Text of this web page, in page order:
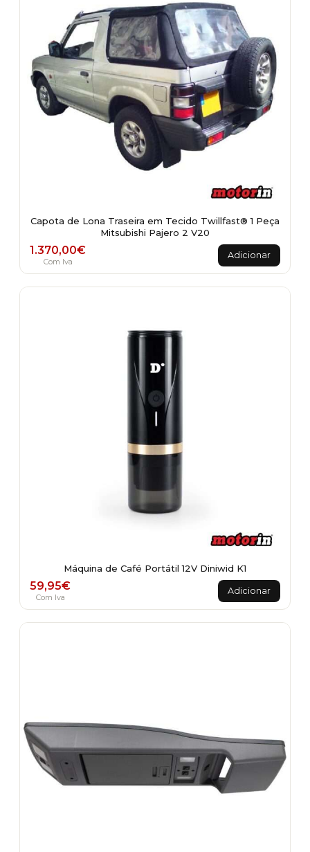
Capota de Lona Traseira em Tecido Twillfast® 1 Peça
Mitsubishi Pajero 2 V20
1.370,00€
Com Iva
Adicionar
Máquina de Café Portátil 12V Diniwid K1
59,95€
Com Iva
Adicionar